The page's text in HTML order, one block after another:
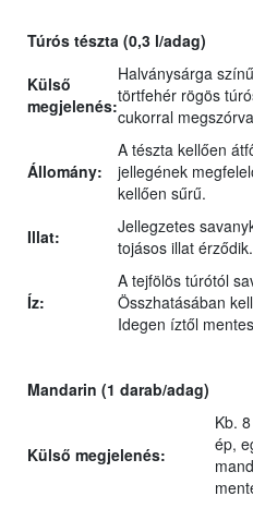
Túrós tészta (0,3 l/adag)
Külső
megjelenés:
Halványsárga
törtfehér rögös
cukorral
Állomány:
A tészta kellően
jellegének
kellően sűrű.
Illat:
Jellegzetes
tojásos illat
Íz:
A tejfölös túrótól
Összhatásában
Idegen íztől
Mandarin (1 darab/adag)
Külső megjelenés:
Kb.
ép,